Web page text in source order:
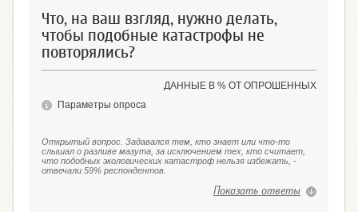
Что, на ваш взгляд, нужно делать,
чтобы подобные катастрофы не
повторялись?
ДАННЫЕ В % ОТ ОПРОШЕННЫХ
Параметры опроса
Открытый вопрос. Задавался тем, кто знает или что-то
слышал о разливе мазута, за исключением тех, кто считает,
что подобных экологических катастроф нельзя избежать, -
отвечали 59% респондентов.
Показать ответы